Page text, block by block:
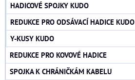
HADICOVÉ SPOJKY KUDO
REDUKCE PRO ODSÁVACÍ HADICE KUDO
Y-KUSY KUDO
REDUKCE PRO KOVOVÉ HADICE
SPOJKA K CHRÁNIČKÁM KABELU